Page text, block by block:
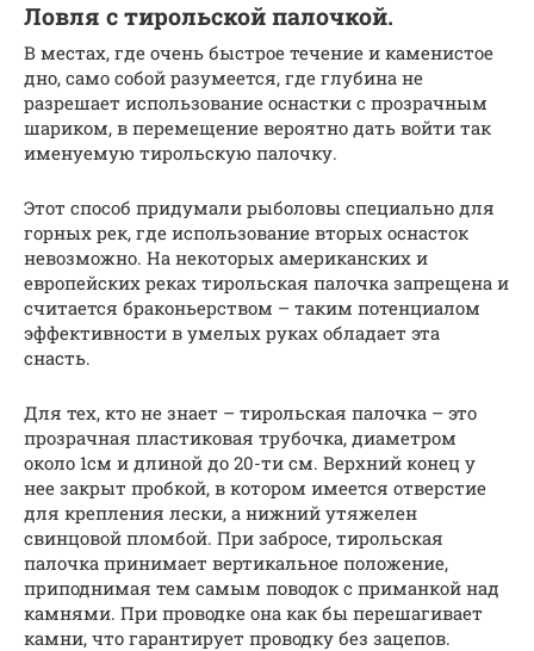
Ловля с тирольской палочкой.
В местах, где очень быстрое течение и каменистое
дно, само собой разумеется, где глубина не
разрешает использование оснастки с прозрачным
шариком, в перемещение вероятно дать войти так
именуемую тирольскую палочку.
Этот способ придумали рыболовы специально для
горных рек, где использование вторых оснасток
невозможно. На некоторых американских и
европейских реках тирольская палочка запрещена и
считается браконьерством – таким потенциалом
эффективности в умелых руках обладает эта
снасть.
Для тех, кто не знает – тирольская палочка – это
прозрачная пластиковая трубочка, диаметром
около 1см и длиной до 20-ти см. Верхний конец у
нее закрыт пробкой, в котором имеется отверстие
для крепления лески, а нижний утяжелен
свинцовой пломбой. При забросе, тирольская
палочка принимает вертикальное положение,
приподнимая тем самым поводок с приманкой над
камнями. При проводке она как бы перешагивает
камни, что гарантирует проводку без зацепов.